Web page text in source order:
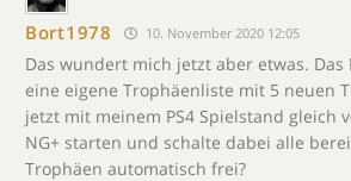
Bort1978 10. November 2020 12:05
Das wundert mich jetzt aber etwas. Das
eine eigene Trophäenliste mit 5 neuen
jetzt mit meinem PS4 Spielstand gleich
NG+ starten und schalte dabei alle
Trophäen automatisch frei?